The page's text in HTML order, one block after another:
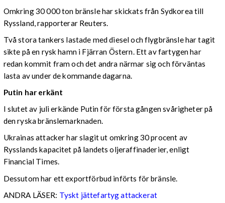
Omkring 30 000 ton bränsle har skickats från Sydkorea till
Ryssland, rapporterar Reuters.
Två stora tankers lastade med diesel och flygbränsle har tagit
sikte på en rysk hamn i Fjärran Östern. Ett av fartygen har
redan kommit fram och det andra närmar sig och förväntas
lasta av under de kommande dagarna.
Putin har erkänt
I slutet av juli erkände Putin för första gången svårigheter på
den ryska bränslemarknaden.
Ukrainas attacker har slagit ut omkring 30 procent av
Rysslands kapacitet på landets oljeraffinaderier, enligt
Financial Times.
Dessutom har ett exportförbud införts för bränsle.
ANDRA LÄSER: Tyskt jättefartyg attackerat